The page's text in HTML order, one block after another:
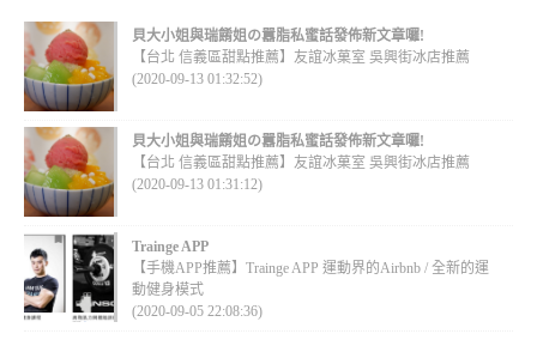
貝大小姐與瑞餚姐の囂脂私蜜話發佈新文章囉!
【台北 信義區甜點推薦】友誼冰菓室 吳興街冰店推薦
(2020-09-13 01:32:52)
貝大小姐與瑞餚姐の囂脂私蜜話發佈新文章囉!
【台北 信義區甜點推薦】友誼冰菓室 吳興街冰店推薦
(2020-09-13 01:31:12)
Trainge APP
【手機APP推薦】Trainge APP 運動界的Airbnb / 全新的運
動健身模式
(2020-09-05 22:08:36)